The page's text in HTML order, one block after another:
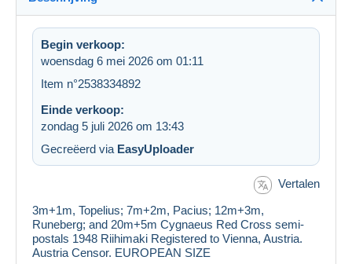
Begin verkoop:
woensdag 6 mei 2026 om 01:11
Item n°2538334892
Einde verkoop:
zondag 5 juli 2026 om 13:43
Gecreëerd via EasyUploader
Vertalen
3m+1m, Topelius; 7m+2m, Pacius; 12m+3m,
Runeberg; and 20m+5m Cygnaeus Red Cross semi-
postals 1948 Riihimaki Registered to Vienna, Austria.
Austria Censor. EUROPEAN SIZE